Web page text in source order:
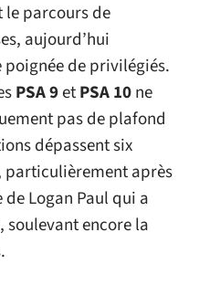
le parcours de
aujourd’hui
poignée de privilégiés.
PSA 9etPSA 10ne
pas de plafond
dépassent six
après
Logan Paul qui a
soulevant encore la